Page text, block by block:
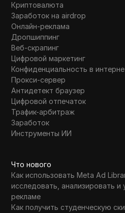
Криптовалюта
Заработок на airdrop
Онлайн-реклама
Дропшиппинг
Веб-скрапинг
Цифровой маркетинг
Конфиденциальность в
Прокси-сервер
Антидетект браузер
Цифровой отпечаток
Трафик-арбитраж
Заработок
Инструменты ИИ
Что нового
Как использовать Meta Ad
исследовать, анализировать и
рекламе
Как получить студенческую